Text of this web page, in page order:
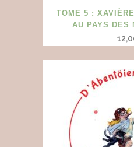
TOME 5 :
AU PAYS DES